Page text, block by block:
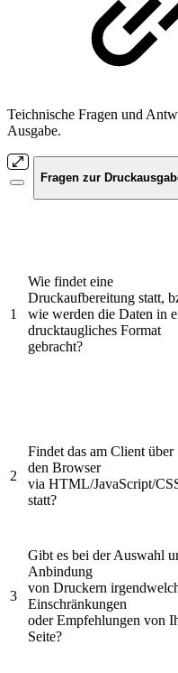
Teichnische Fragen und
Ausgabe.
Fragen zur
1
Wie findet eine
Druckaufbereitung statt,
wie werden die Daten in
drucktaugliches Format
gebracht?
2
Findet das am Client über
den Browser
via HTML/JavaScript/
statt?
3
Gibt es bei der Auswahl
Anbindung
von Druckern
Einschränkungen
oder Empfehlungen von
Seite?